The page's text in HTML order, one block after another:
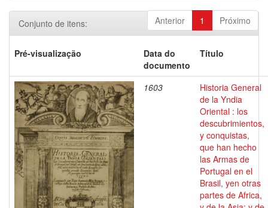
Anterior 1 Próximo
Conjunto de itens:
Pré-visualização
Data do
documento
Título
1603
Historia General
de la Yndia
Oriental : los
descubrimientos,
y conquistas,
que han hecho
las Armas de
Portugal en el
Brasil, yen otras
partes de Africa,